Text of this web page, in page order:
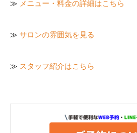
≫ メニュー・料金の詳細はこちら
≫ サロンの雰囲気を見る
≫ スタッフ紹介はこちら